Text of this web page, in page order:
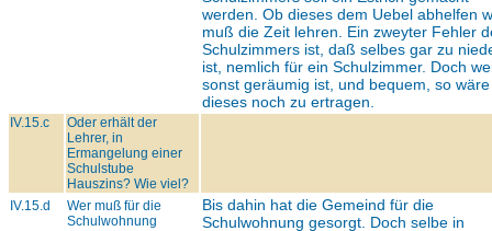
werden. Ob dieses dem Uebel abhelfen
muß die Zeit lehren. Ein zweyter Fehler
Schulzimmers ist, daß selbes gar zu
ist, nemlich für ein Schulzimmer. Doch
sonst geräumig ist, und bequem, so wäre
dieses noch zu ertragen.
IV.15.c
Oder erhält der
Lehrer, in
Ermangelung einer
Schulstube
Hauszins? Wie viel?
IV.15.d
Wer muß für die
Schulwohnung
Bis dahin hat die Gemeind für die
Schulwohnung gesorgt. Doch selbe in